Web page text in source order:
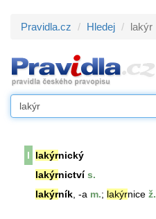
Pravidla.cz Hledej lakýr
l lakýrnický
lakýrnictvís.
lakýrník , -a m.; lakýrnice ž.